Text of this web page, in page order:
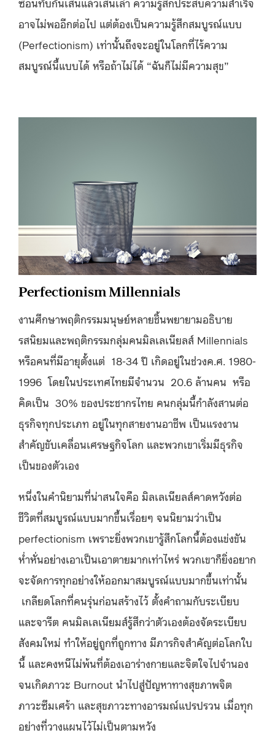
อาจไม่พออีกต่อไป แต่ต้องเป็นความรู้สึกสมบูรณ์แบบ
(Perfectionism) เท่านั้นถึงจะอยู่ในโลกที่ไร้ความ
สมบูรณ์นี้แบบได้ หรือถ้าไม่ได้ “ฉันก็ไม่มีความสุข”
Perfectionism Millennials
งานศึกษาพฤติกรรมมนุษย์หลายชิ้นพยายามอธิบาย
รสนิยมและพฤติกรรมกลุ่มคนมิลเลเนียลส์ Millennials
หรือคนที่มีอายุตั้งแต่ 18-34 ปี เกิดอยู่ในช่วงค.ศ. 1980-
1996 โดยในประเทศไทยมีจำนวน 20.6 ล้านคน หรือ
คิดเป็น 30% ของประชากรไทย คนกลุ่มนี้กำลังสานต่อ
ธุรกิจทุกประเภท อยู่ในทุกสายงานอาชีพ เป็นแรงงาน
สำคัญขับเคลื่อนเศรษฐกิจโลก และพวกเขาเริ่มมีธุรกิจ
เป็นของตัวเอง
หนึ่งในคำนิยามที่น่าสนใจคือ มิลเลเนียลส์คาดหวังต่อ
ชีวิตที่สมบูรณ์แบบมากขึ้นเรื่อยๆ จนนิยามว่าเป็น
perfectionism เพราะยิ่งพวกเขารู้สึกโลกนี้ต้องแข่งขัน
ห่ำหั่นอย่างเอาเป็นเอาตายมากเท่าไหร่ พวกเขาก็ยิ่งอยาก
จะจัดการทุกอย่างให้ออกมาสมบูรณ์แบบมากขึ้นเท่านั้น
เกลียดโลกที่คนรุ่นก่อนสร้างไว้ ตั้งคำถามกับระเบียบ
และจารีต คนมิลเลเนียมส์รู้สึกว่าตัวเองต้องจัดระเบียบ
สังคมใหม่ ทำให้อยู่ถูกที่ถูกทาง มีภารกิจสำคัญต่อโลกใบ
นี้ และคงหนีไม่พ้นที่ต้องเอาร่างกายและจิตใจไปจำนอง
จนเกิดภาวะ Burnout นำไปสู่ปัญหาทางสุขภาพจิต
ภาวะซึมเศร้า และสุขภาวะทางอารมณ์แปรปรวน เมื่อทุก
อย่างที่วางแผนไว้ไม่เป็นตามหวัง